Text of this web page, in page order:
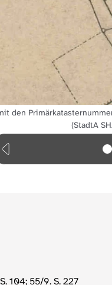
den
(StadtA
104; 55/9. S. 227